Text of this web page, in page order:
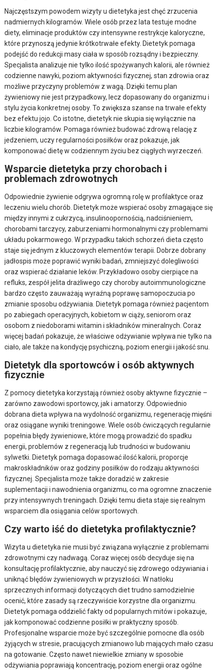
Najczęstszym powodem wizyty u dietetyka jest chęć zrzucenia
nadmiernych kilogramów. Wiele osób przez lata testuje modne
diety, eliminacje produktów czy intensywne restrykcje kaloryczne,
które przynoszą jedynie krótkotrwałe efekty. Dietetyk pomaga
podejść do redukcji masy ciała w sposób rozsądny i bezpieczny.
Specjalista analizuje nie tylko ilość spożywanych kalorii, ale również
codzienne nawyki, poziom aktywności fizycznej, stan zdrowia oraz
możliwe przyczyny problemów z wagą. Dzięki temu plan
żywieniowy nie jest przypadkowy, lecz dopasowany do organizmu i
stylu życia konkretnej osoby. To zwiększa szanse na trwałe efekty
bez efektu jojo. Co istotne, dietetyk nie skupia się wyłącznie na
liczbie kilogramów. Pomaga również budować zdrową relację z
jedzeniem, uczy regularności posiłków oraz pokazuje, jak
komponować dietę w codziennym życiu bez ciągłych wyrzeczeń.
Wsparcie dietetyka przy chorobach i
problemach zdrowotnych
Odpowiednie żywienie odgrywa ogromną rolę w profilaktyce oraz
leczeniu wielu chorób. Dietetyk może wspierać osoby zmagające się
między innymi z cukrzycą, insulinoopornością, nadciśnieniem,
chorobami tarczycy, zaburzeniami hormonalnymi czy problemami
układu pokarmowego. W przypadku takich schorzeń dieta często
staje się jednym z kluczowych elementów terapii. Dobrze dobrany
jadłospis może poprawić wyniki badań, zmniejszyć dolegliwości
oraz wspierać działanie leków. Przykładowo osoby cierpiące na
refluks, zespół jelita drażliwego czy choroby autoimmunologiczne
bardzo często zauważają wyraźną poprawę samopoczucia po
zmianie sposobu odżywiania. Dietetyk pomaga również pacjentom
po zabiegach operacyjnych, kobietom w ciąży, seniorom oraz
osobom z niedoborami witamin i składników mineralnych. Coraz
więcej badań pokazuje, że właściwe odżywianie wpływa nie tylko na
ciało, ale także na kondycję psychiczną, poziom energii i jakość snu.
Dietetyk dla sportowców i osób aktywnych
fizycznie
Z pomocy dietetyka korzystają również osoby aktywne fizycznie –
zarówno zawodowi sportowcy, jak i amatorzy. Odpowiednio
dobrana dieta wpływa na wydolność organizmu, regenerację mięśni
oraz osiągane wyniki treningowe. Wiele osób ćwiczących regularnie
popełnia błędy żywieniowe, które mogą prowadzić do spadku
energii, problemów z regeneracją lub trudności w budowaniu
sylwetki. Dietetyk pomaga dopasować ilość kalorii, proporcje
makroskładników oraz godziny posiłków do rodzaju aktywności
fizycznej. Specjalista może także doradzić w zakresie
suplementacji i nawodnienia organizmu, co ma ogromne znaczenie
przy intensywnych treningach. Dzięki temu dieta staje się realnym
wsparciem dla osiągania celów sportowych.
Czy warto iść do dietetyka profilaktycznie?
Wizyta u dietetyka nie musi być związana wyłącznie z problemami
zdrowotnymi czy nadwagą. Coraz więcej osób decyduje się na
konsultację profilaktycznie, aby nauczyć się zdrowego odżywiania i
uniknąć błędów żywieniowych w przyszłości. W natłoku
sprzecznych informacji dotyczących diet trudno samodzielnie
ocenić, które zasady są rzeczywiście korzystne dla organizmu.
Dietetyk pomaga oddzielić fakty od popularnych mitów i pokazuje,
jak komponować codzienne posiłki w praktyczny sposób.
Profesjonalne wsparcie może być szczególnie pomocne dla osób
żyjących w stresie, pracujących zmianowo lub mających mało czasu
na gotowanie. Często nawet niewielkie zmiany w sposobie
odżywiania poprawiają koncentrację, poziom energii oraz ogólne